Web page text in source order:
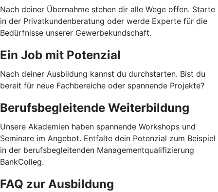
Nach deiner Übernahme stehen dir alle Wege offen. Starte
in der Privatkundenberatung oder werde Experte für die
Bedürfnisse unserer Gewerbekundschaft.
Ein Job mit Potenzial
Nach deiner Ausbildung kannst du durchstarten. Bist du
bereit für neue Fachbereiche oder spannende Projekte?
Berufsbegleitende Weiterbildung
Unsere Akademien haben spannende Workshops und
Seminare im Angebot. Entfalte dein Potenzial zum Beispiel
in der berufsbegleitenden Managementqualifizierung
BankColleg.
FAQ zur Ausbildung